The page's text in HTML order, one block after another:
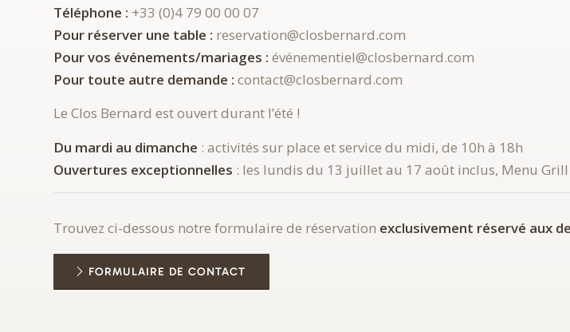
Téléphone : +33 (0)4 79 00 00 07
Pour réserver une table : reservation@closbernard.com
Pour vos événements/mariages : événementiel@closbernard.com
Pour toute autre demande : contact@closbernard.com
Le Clos Bernard est ouvert durant l’été !
Du mardi au dimanche : activités sur place et service du midi, de 10h à 18h
Ouvertures exceptionnelles : les lundis du 13 juillet au 17 août inclus, Menu
Trouvez ci-dessous notre formulaire de réservation exclusivement réservé aux
FORMULAIRE DE CONTACT